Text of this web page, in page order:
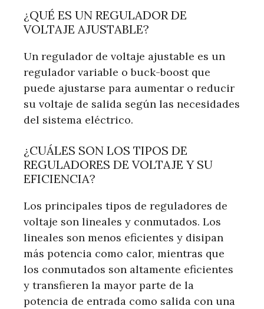
¿QUÉ ES UN REGULADOR DE
VOLTAJE AJUSTABLE?
Un regulador de voltaje ajustable es un
regulador variable o buck-boost que
puede ajustarse para aumentar o reducir
su voltaje de salida según las necesidades
del sistema eléctrico.
¿CUÁLES SON LOS TIPOS DE
REGULADORES DE VOLTAJE Y SU
EFICIENCIA?
Los principales tipos de reguladores de
voltaje son lineales y conmutados. Los
lineales son menos eficientes y disipan
más potencia como calor, mientras que
los conmutados son altamente eficientes
y transfieren la mayor parte de la
potencia de entrada como salida con una